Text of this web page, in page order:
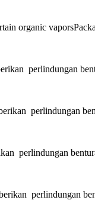
organic
perlindungan
perlindungan
perlindungan
perlindungan